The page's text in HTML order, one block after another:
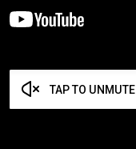
TAP TO UNMUTE